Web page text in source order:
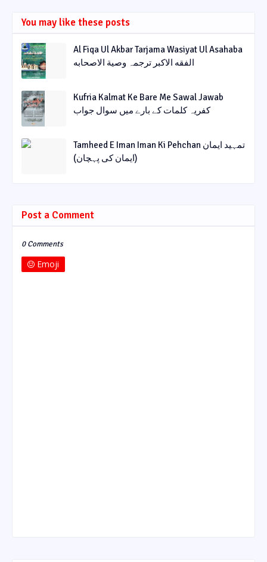
You may like these posts
Al Fiqa Ul Akbar Tarjama Wasiyat Ul Asahaba
الفقه الاکبر ترجمہ وصیة الاصحابه
Kufria Kalmat Ke Bare Me Sawal Jawab
کفریہ کلمات کے بارے میں سوال جواب
Tamheed E Iman Iman Ki Pehchan تمہید ایمان
(ایمان کی پہچان)
Post a Comment
0 Comments
Emoji